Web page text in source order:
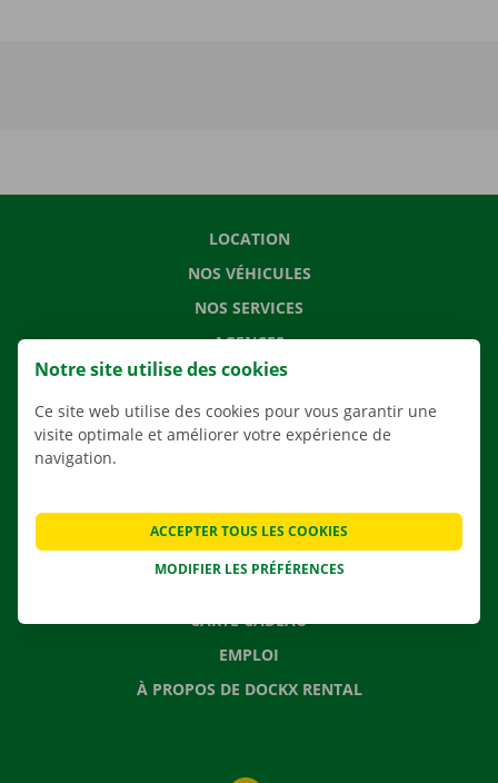
LOCATION
NOS VÉHICULES
NOS SERVICES
AGENCES
APPLI
SOLUTIONS DE DÉMÉNAGEMENT
CONTACTEZ NOUS
QUESTIONS FRÉQUENTES
CARTE CADEAU
EMPLOI
À PROPOS DE DOCKX RENTAL
Notre site utilise des cookies
Ce site web utilise des cookies pour vous garantir une
visite optimale et améliorer votre expérience de
navigation.
MODIFIER LES PRÉFÉRENCES
ACCEPTER TOUS LES COOKIES